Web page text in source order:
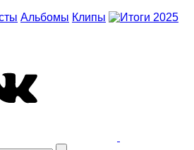
Альбомы Клипы